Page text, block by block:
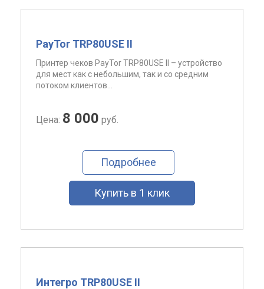
PayTor TRP80USE II
Принтер чеков PayTor TRP80USE II – устройство
для мест как с небольшим, так и со средним
потоком клиентов...
Цена: 8 000 руб.
Подробнее
Купить в 1 клик
Интегро TRP80USE II